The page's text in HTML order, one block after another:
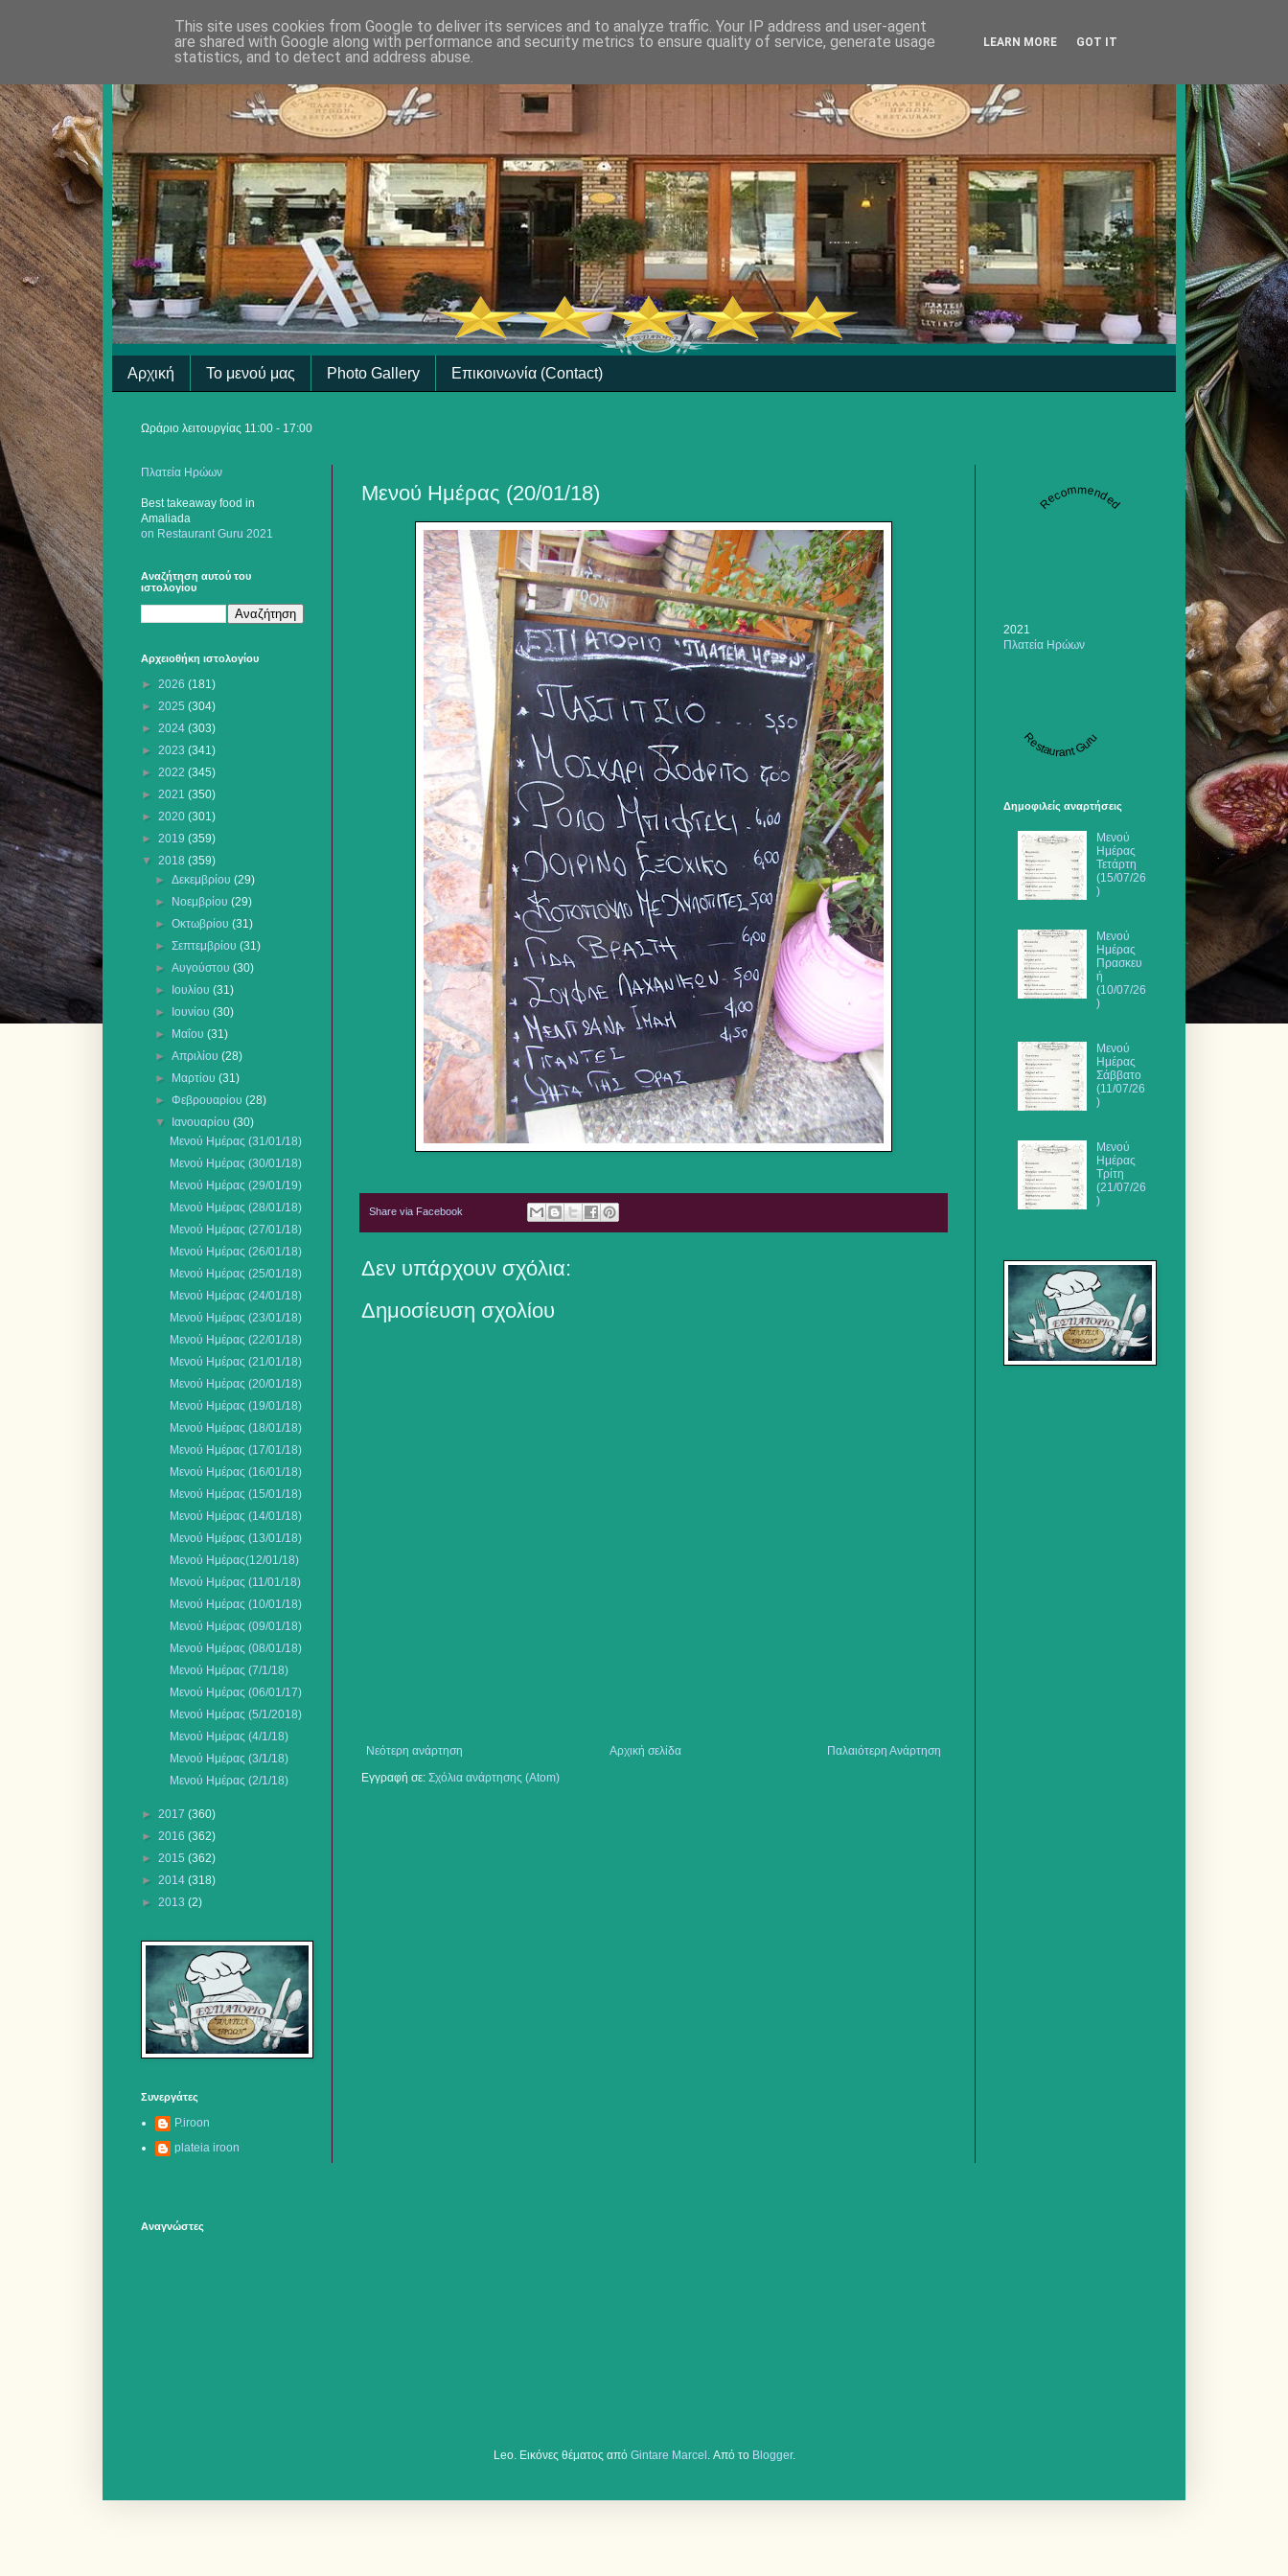
Αρχική Το μενού μας Photo Gallery Επικοινωνία (Contact)
Ωράριο λειτουργίας 11:00 - 17:00
Mενού Ημέρας (20/01/18)
Share via Facebook
Δεν υπάρχουν σχόλια:
Δημοσίευση σχολίου
Νεότερη ανάρτηση Παλαιότερη Ανάρτηση
Αρχική σελίδα
Εγγραφή σε: Σχόλια ανάρτησης (Atom)
Πλατεία Ηρώων
Best takeaway food in
Amaliada
on Restaurant Guru 2021
Αναζήτηση αυτού του
ιστολογίου
Αρχειοθήκη ιστολογίου
► 2026 (181)
► 2025 (304)
► 2024 (303)
► 2023 (341)
► 2022 (345)
► 2021 (350)
► 2020 (301)
► 2019 (359)
▼ 2018 (359)
►Δεκεμβρίου(29)
►
Νοεμβρίου(29)
►Οκτωβρίου(31)
►Σεπτεμβρίου(31)
►Αυγούστου(30)
►
Ιουλίου(31)
►
Ιουνίου(30)
►
Μαΐου(31)
►Απριλίου(28)
►
Μαρτίου(31)
►Φεβρουαρίου(28)
▼
Ιανουαρίου(30)
Μενού Ημέρας (31/01/18)
Μενού Ημέρας (30/01/18)
Μενού Ημέρας (29/01/19)
Μενού Ημέρας (28/01/18)
Μενού Ημέρας (27/01/18)
Μενού Ημέρας (26/01/18)
Μενού Ημέρας (25/01/18)
Μενού Ημέρας (24/01/18)
Mενού Ημέρας (23/01/18)
Μενού Ημέρας (22/01/18)
Μενού Ημέρας (21/01/18)
Mενού Ημέρας (20/01/18)
Μενού Ημέρας (19/01/18)
Μενού Ημέρας (18/01/18)
Μενού Ημέρας (17/01/18)
Μενού Ημέρας (16/01/18)
Μενού Ημέρας (15/01/18)
Μενού Ημέρας (14/01/18)
Μενού Ημέρας (13/01/18)
Mενού Ημέρας(12/01/18)
Μενού Ημέρας (11/01/18)
Μενού Ημέρας (10/01/18)
Μενού Ημέρας (09/01/18)
Μενού Ημέρας (08/01/18)
Mενού Ημέρας (7/1/18)
Μενού Ημέρας (06/01/17)
Mενού Ημέρας (5/1/2018)
Μενού Ημέρας (4/1/18)
Mενού Ημέρας (3/1/18)
Μενού Ημέρας (2/1/18)
► 2017 (360)
► 2016 (362)
► 2015 (362)
► 2014 (318)
► 2013 (2)
Συνεργάτες
P.iroon
plateia iroon
Recommended
2021
Πλατεία Ηρώων
Restaurant Guru
Δημοφιλείς αναρτήσεις
Μενού
Ημέρας
Τετάρτη
(15/07/26
)
Μενού
Ημέρας
Πρασκευ
ή
(10/07/26
)
Μενού
Ημέρας
Σάββατο
(11/07/26
)
Μενού
Ημέρας
Τρίτη
(21/07/26
)
Αναγνώστες
Leo. Εικόνες θέματος από Gintare Marcel . Από το Blogger.
This site uses cookies from Google to deliver its services and to analyze traffic. Your IP address and user-agent
are shared with Google along with performance and security metrics to ensure quality of service, generate usage
statistics, and to detect and address abuse.
LEARN MORE GOT IT